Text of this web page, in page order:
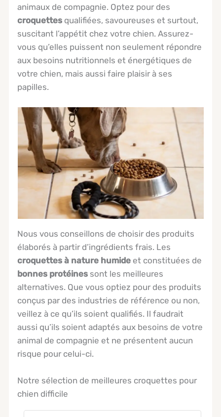
animaux de compagnie. Optez pour des
croquettes qualifiées, savoureuses et surtout,
suscitant l’appétit chez votre chien. Assurez-
vous qu’elles puissent non seulement répondre
aux besoins nutritionnels et énergétiques de
votre chien, mais aussi faire plaisir à ses
papilles.
Nous vous conseillons de choisir des produits
élaborés à partir d’ingrédients frais. Les
croquettes à nature humide et constituées de
bonnes protéines sont les meilleures
alternatives. Que vous optiez pour des produits
conçus par des industries de référence ou non,
veillez à ce qu’ils soient qualifiés. Il faudrait
aussi qu’ils soient adaptés aux besoins de votre
animal de compagnie et ne présentent aucun
risque pour celui-ci.
Notre sélection de meilleures croquettes pour
chien difficile